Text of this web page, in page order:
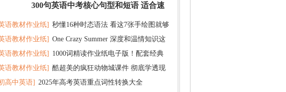
300句英语中考核心句型和短语 适合速
记 随便拿分
语教材作业纸] 秒懂16种时态语法 看这7张手绘图就够
语教材作业纸] One Crazy Summer 深度和温情知识这
暑假读太应景了
语教材作业纸] 1000词精读作业纸电子版！配套经典
材超好用
语教材作业纸] 酷超美的疯狂动物城课件 彻底学透现
完成时
高中英语] 2025年高考英语重点词性转换大全